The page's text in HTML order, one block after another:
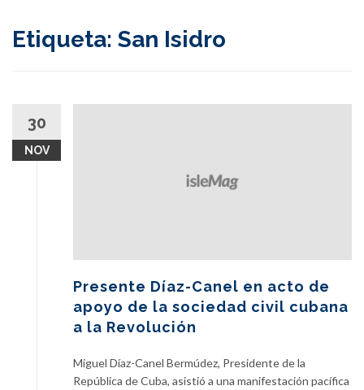
Etiqueta: San Isidro
30
NOV
Presente Díaz-Canel en acto de
apoyo de la sociedad civil cubana
a la Revolución
Miguel Díaz-Canel Bermúdez, Presidente de la
República de Cuba, asistió a una manifestación pacífica